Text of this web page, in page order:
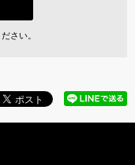
さい。